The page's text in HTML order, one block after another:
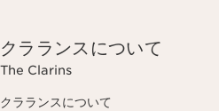
クラランスについて
The Clarins
クラランスについて